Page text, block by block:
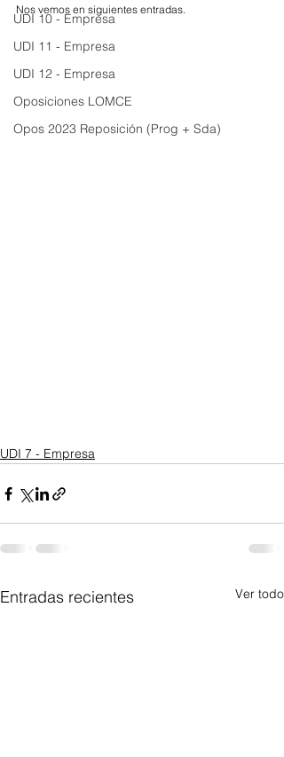
UDI 10 - Empresa
UDI 11 - Empresa
UDI 12 - Empresa
Oposiciones LOMCE
Opos 2023 Reposición (Prog + Sda)
Nos vemos en siguientes entradas.
UDI 7 - Empresa
Entradas recientes Ver todo